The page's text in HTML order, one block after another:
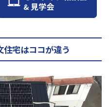
住宅はココが違う